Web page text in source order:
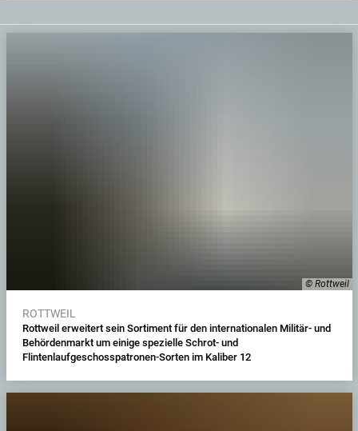
© Rottweil
ROTTWEIL
Rottweil erweitert sein Sortiment für den internationalen Militär- und
Behördenmarkt um einige spezielle Schrot- und
Flintenlaufgeschosspatronen-Sorten im Kaliber 12